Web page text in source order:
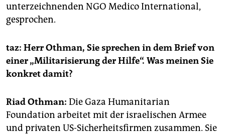
unterzeichnenden NGO Medico International,
gesprochen.
taz: Herr Othman, Sie sprechen in dem Brief von
einer „Militarisierung der Hilfe“. Was meinen Sie
konkret damit?
Riad Othman: Die Gaza Humanitarian
Foundation arbeitet mit der israelischen Armee
und privaten US-Sicherheitsfirmen zusammen. Sie